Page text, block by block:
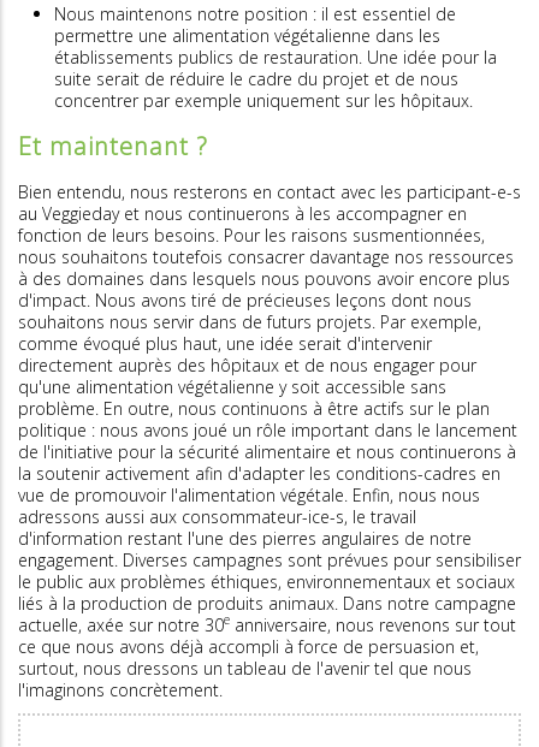
Nous maintenons notre position : il est essentiel de
permettre une alimentation végétalienne dans les
établissements publics de restauration. Une idée pour la
suite serait de réduire le cadre du projet et de nous
concentrer par exemple uniquement sur les hôpitaux.
Et maintenant ?
Bien entendu, nous resterons en contact avec les participant-e-s
au Veggieday et nous continuerons à les accompagner en
fonction de leurs besoins. Pour les raisons susmentionnées,
nous souhaitons toutefois consacrer davantage nos ressources
à des domaines dans lesquels nous pouvons avoir encore plus
d'impact. Nous avons tiré de précieuses leçons dont nous
souhaitons nous servir dans de futurs projets. Par exemple,
comme évoqué plus haut, une idée serait d'intervenir
directement auprès des hôpitaux et de nous engager pour
qu'une alimentation végétalienne y soit accessible sans
problème. En outre, nous continuons à être actifs sur le plan
politique : nous avons joué un rôle important dans le lancement
de l'initiative pour la sécurité alimentaire et nous continuerons à
la soutenir activement afin d'adapter les conditions-cadres en
vue de promouvoir l'alimentation végétale. Enfin, nous nous
adressons aussi aux consommateur-ice-s, le travail
d'information restant l'une des pierres angulaires de notre
engagement. Diverses campagnes sont prévues pour sensibiliser
le public aux problèmes éthiques, environnementaux et sociaux
liés à la production de produits animaux. Dans notre campagne
actuelle, axée sur notre 30e anniversaire, nous revenons sur tout
ce que nous avons déjà accompli à force de persuasion et,
surtout, nous dressons un tableau de l'avenir tel que nous
l'imaginons concrètement.